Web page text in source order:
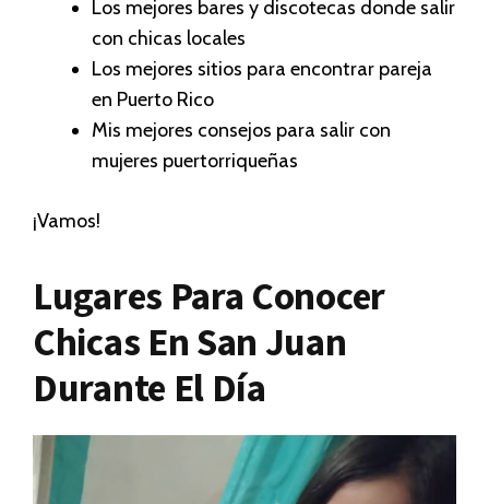
Los mejores bares y discotecas donde salir
con chicas locales
Los mejores sitios para encontrar pareja
en Puerto Rico
Mis mejores consejos para salir con
mujeres puertorriqueñas
¡Vamos!
Lugares Para Conocer
Chicas En San Juan
Durante El Día